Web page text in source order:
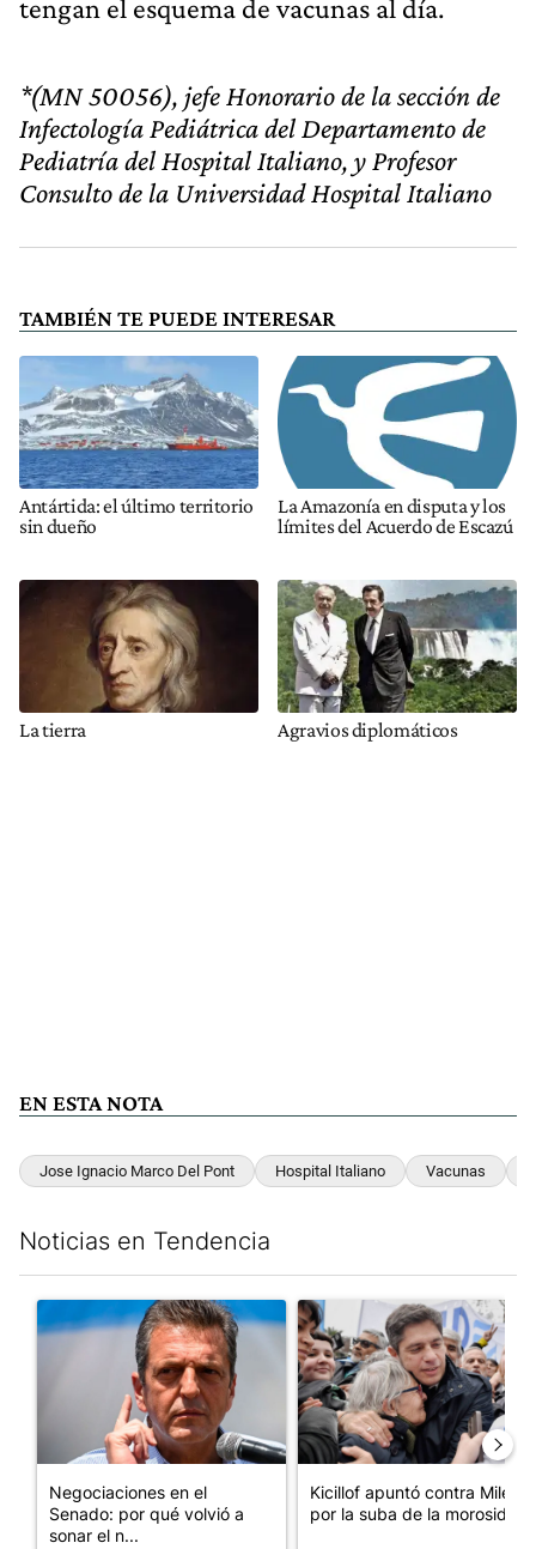
tengan el esquema de vacunas al día.
*(MN 50056), jefe Honorario de la sección de
Infectología Pediátrica del Departamento de
Pediatría del Hospital Italiano, y Profesor
Consulto de la Universidad Hospital Italiano
TAMBIÉN TE PUEDE INTERESAR
Antártida: el último territorio
sin dueño
La Amazonía en disputa y los
límites del Acuerdo de Escazú
La tierra Agravios diplomáticos
EN ESTA NOTA
Jose Ignacio Marco Del Pont Hospital Italiano Vacunas
Noticias en Tendencia
Un artículo de tendencia con el título "Negociaciones en el
Negociaciones en el
Senado: por qué volvió a
sonar el n...
Un artículo de tendencia con
Kicillof apuntó contra Milei
por la suba de la morosida...